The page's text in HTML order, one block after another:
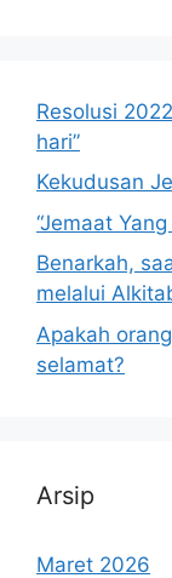
Resolusi
hari”
Kekudusan
“Jemaat
Benarkah,
melalui
Apakah
selamat?
Arsip
Maret 2026